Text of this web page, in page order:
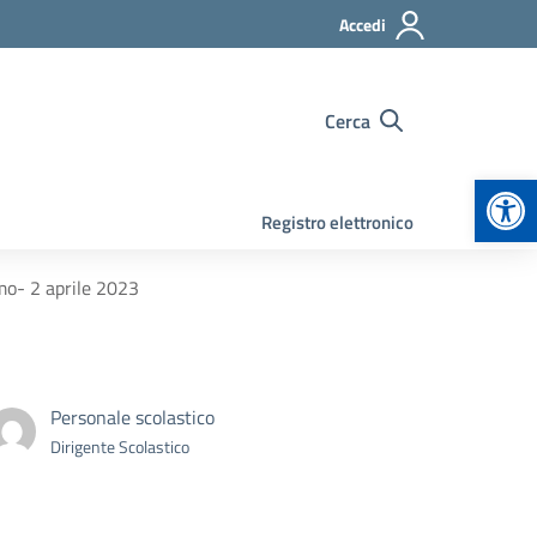
Accedi
Cerca
Registro elettronico
2 aprile 2023
Personale scolastico
Dirigente Scolastico